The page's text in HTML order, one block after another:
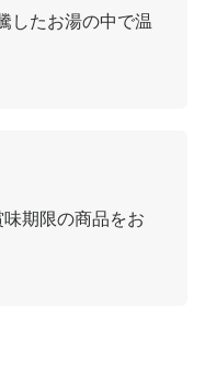
したお湯の中で温
期限の商品をお